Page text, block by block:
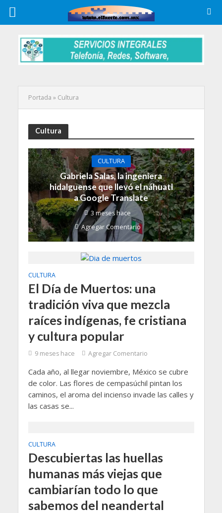
Portada » Cultura
Cultura
CULTURA
Gabriela Salas, la ingeniera
hidalguense que llevó el náhuatl
a Google Translate
3 meses hace
Agregar Comentario
CULTURA
El Día de Muertos: una
tradición viva que mezcla
raíces indígenas, fe cristiana
y cultura popular
9 meses hace Agregar Comentario
Cada año, al llegar noviembre, México se cubre
de color. Las flores de cempasúchil pintan los
caminos, el aroma del incienso invade las calles y
las casas se...
CULTURA
Descubiertas las huellas
humanas más viejas que
cambiarían todo lo que
sabemos del neandertal